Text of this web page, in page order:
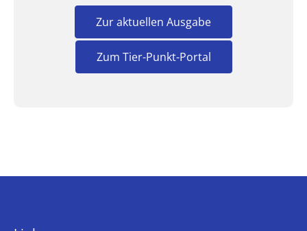
Zur aktuellen Ausgabe
Zum Tier-Punkt-Portal